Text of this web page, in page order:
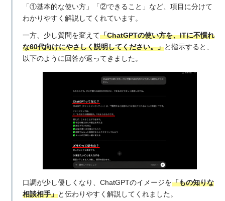
「①基本的な使い方」「②できること」など、項目に分けて
わかりやすく解説してくれています。
一方、少し質問を変えて「ChatGPTの使い方を、ITに不慣れ
な60代向けにやさしく説明してください。」と指示すると、
以下のように回答が返ってきました。
口調が少し優しくなり、ChatGPTのイメージを「もの知りな
相談相手」と伝わりやすく解説してくれました。